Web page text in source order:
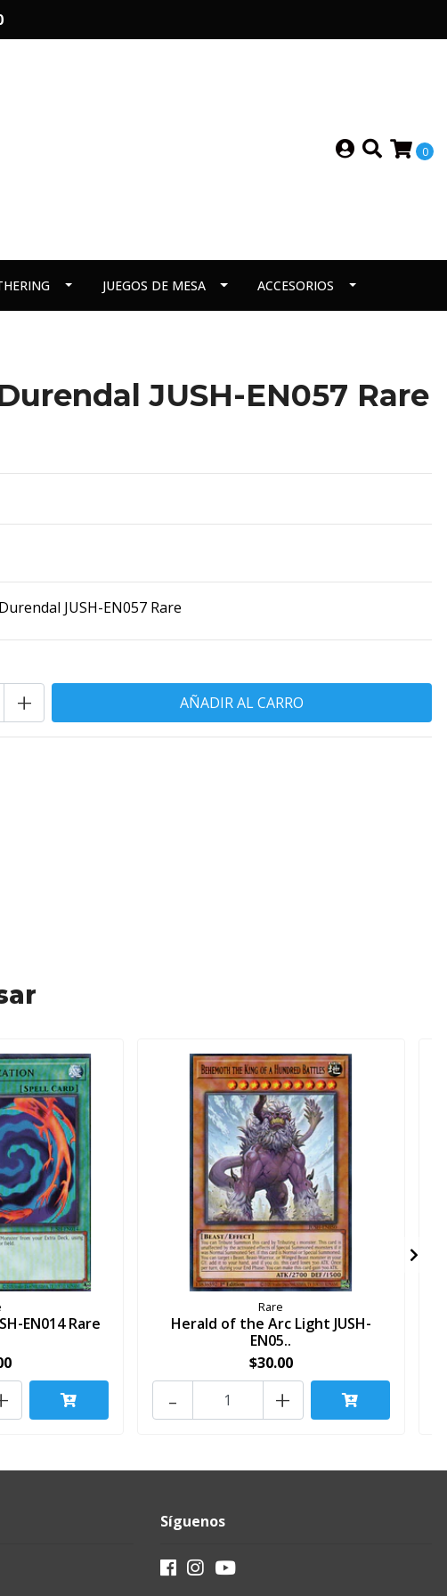
0
JUEGOS DE MESA ACCESORIOS
JUSH-EN057 Rare
JUSH-EN057 Rare
+
EN014 Rare
Rare
Herald of the Arc Light JUSH-
EN05..
$30.00
+
-
Síguenos